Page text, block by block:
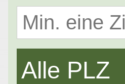
Alle PLZ